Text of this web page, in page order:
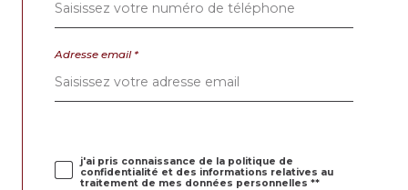
Informatique et Libertés » ne sont pas respectés, vous pouvez adresser
une réclamation à la CNIL. Nous vous informons de l’existence de la
inscrire de Données sensibles dans le champ de saisie libre.
Ce site est protégé par reCAPTCHA, les
Politiques de Confidentialité
et esConditions d'utilisationde Google s'appliquent.
Adresse email *
j'ai pris connaissance de la politique de
confidentialité et des informations relatives au
traitement de mes données personnelles **